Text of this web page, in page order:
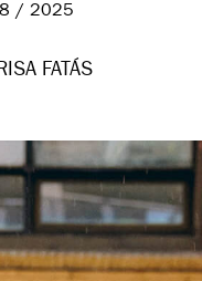
/ 2025
FATÁS